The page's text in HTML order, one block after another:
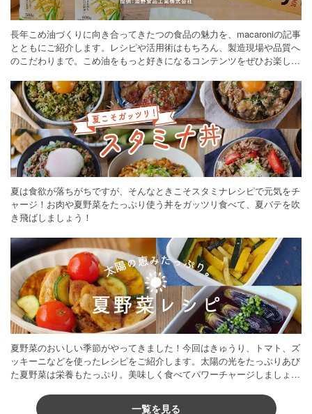
長年こめ油づくりに向き合ってきたつの食品の魅力を、macaroniの記事
とともにご紹介します。レシピや活用術はもちろん、製造現場や品質へ
のこだわりまで。こめ油をもっと好きになるコンテンツをぜひお楽しみ
夏は食欲が落ちがちですが、そんなときこそスタミナレシピで元気をチ
ャージ！お肉や夏野菜をたっぷり使う丼をガッツリ食べて、夏バテを吹
き飛ばしましょう！
夏野菜のおいしい季節がやってきました！今回はきゅうり、トマト、ズ
ッキーニなどを使ったレシピをご紹介します。太陽の光をたっぷりあび
た夏野菜は栄養もたっぷり。美味しく食べてパワーチャージしましょう
一覧を見る